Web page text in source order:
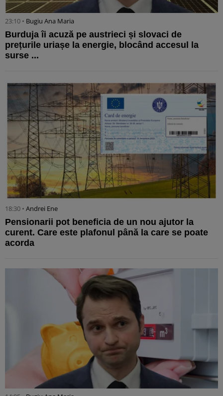
23:10 • Bugiu ⁠Ana Maria
Burduja îi acuză pe austrieci și slovaci de
prețurile uriașe la energie, blocând accesul la
surse ...
18:30 • Andrei Ene
Pensionarii pot beneficia de un nou ajutor la
curent. Care este plafonul până la care se poate
acorda